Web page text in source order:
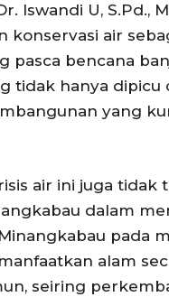
Iswandi U, S.Pd.,
konservasi air
pasca bencana
tidak hanya
yang
air ini juga
dalam
pada
alam
seiring